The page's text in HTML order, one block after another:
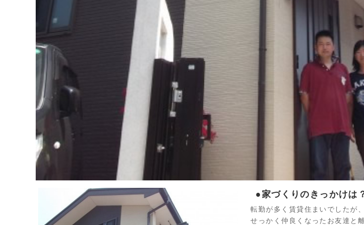
●家づくりのきっかけは
転勤が多く賃貸住まいでしたが
せっかく仲良くなったお友達と